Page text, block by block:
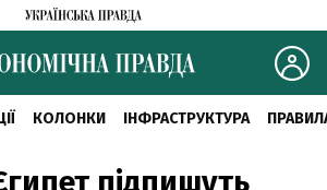
КОЛОНКИ ІНФРАСТРУКТУРА
підпишуть